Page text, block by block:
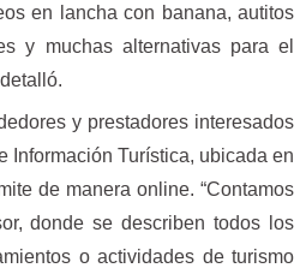
en lancha con banana, autitos
y muchas alternativas para el
y prestadores interesados
Información Turística, ubicada en
de manera online. “Contamos
donde se describen todos los
o actividades de turismo